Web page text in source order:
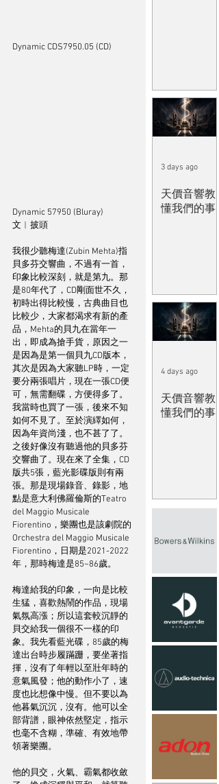
Dynamic CDS7950.05 (CD)
Dynamic 57950 (Bluray)
文︱披頭
我很少聽梅達(Zubin Mehta)指
貝多芬交響曲，不過有一首，
印象比較深刻，就是第九。那
是80年代了，CD剛面世不久，
初時出得比較慢，古典曲目也
比較少，大家都渴求有新的產
品，Mehta的貝九在當年一
出，即成為搶手貨，原因之一
是因為是第一個貝九CD版本，
其次是因為大家聽LP時，一定
要分兩張唱片，現在一張CD便
可，無需翻碟，方便得多了。
我當時也買了一張，後來不知
如何不見了。至於演繹如何，
因為年資尚淺，也不甚了了。
之後好像沒有聽過他的貝多芬
交響曲了。現在來了全集，CD
版共5張，藍光影碟版則有兩
張。那是現場錄音、錄影，地
點是意大利佛羅倫斯的Teatro
del Maggio Musicale
Fiorentino，樂團也是該劇院的
Orchestra del Maggio Musicale
Fiorentino，日期是2021-2022
年，那時梅達是85~86歲。
梅達給我的印象，一向是比較
生猛，喜歡熱鬧的作品，現場
氣氛高漲；所以這套較沉靜的
貝交給我一個很不一樣的印
象。我先看藍光碟，85歲的梅
達出台時步履蹣跚，要坐著指
揮，沒有了年輕以至壯年時的
意氣風發；他的動作小了，速
度也比想像中慢。但不要以為
他暮氣沉沉，沒有。他可以全
部背譜，眼神依然堅定，指示
也毫不含糊，準確、有效地帶
領著樂團。
他的貝交，火氣、霸氣都收斂
天價音響教
懂我們的事
3 days ago
天價音響教
懂我們的事
4 days ago